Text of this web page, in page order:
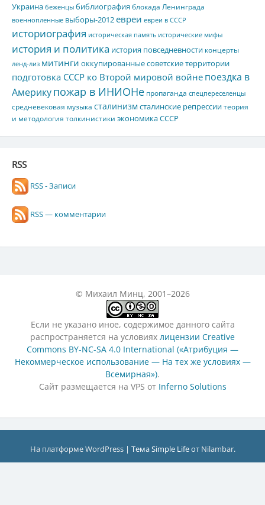
Украина беженцы библиография блокада Ленинграда
военнопленные выборы-2012евреи евреи в СССР
историография историческая память исторические мифы
история и политика история повседневности концерты
ленд-лиз митинги оккупированные советские территории
подготовка СССР ко Второй мировой войнепоездка в
Америкупожар в ИНИОНе пропаганда спецпереселенцы
средневековая музыка сталинизмсталинские репрессиитеория
и методология толкинистики экономика СССР
RSS
RSS - Записи
RSS — комментарии
© Михаил Минц, 2001–2026
Если не указано иное, содержимое данного сайта
распространяется на условиях лицензии Creative
Commons BY-NC-SA 4.0 International («Атрибуция —
Некоммерческое использование — На тех же условиях —
Всемирная»).
Сайт размещается на VPS от Inferno Solutions
На платформе WordPress | Тема Simple Life от Nilambar.